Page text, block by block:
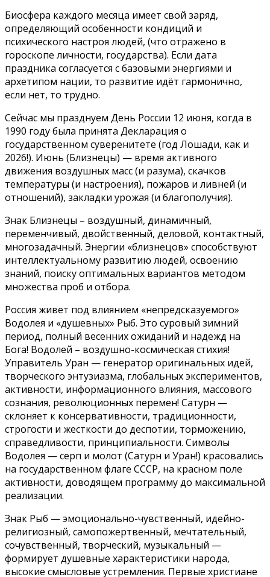
Биосфера каждого месяца имеет свой заряд,
определяющий особенности кондиций и
психического настроя людей, (что отражено в
гороскопе личности, государства). Если дата
праздника согласуется с базовыми энергиями и
архетипом нации, то развитие идёт гармонично,
если нет, то трудно.
Сейчас мы празднуем День России 12 июня, когда в
1990 году была принята Декларация о
государственном суверенитете (год Лошади, как и
2026!). Июнь (Близнецы) — время активного
движения воздушных масс (и разума), скачков
температуры (и настроения), пожаров и ливней (и
отношений), закладки урожая (и благополучия).
Знак Близнецы – воздушный, динамичный,
переменчивый, двойственный, деловой, контактный,
многозадачный. Энергии «близнецов» способствуют
интеллектуальному развитию людей, освоению
знаний, поиску оптимальных вариантов методом
множества проб и отбора.
Россия живет под влиянием «непредсказуемого»
Водолея и «душевных» Рыб. Это суровый зимний
период, полный весенних ожиданий и надежд на
Бога! Водолей – воздушно-космическая стихия!
Управитель Уран — генератор оригинальных идей,
творческого энтузиазма, глобальных экспериментов,
активности, информационного влияния, массового
сознания, революционных перемен! Сатурн —
склоняет к консервативности, традиционности,
строгости и жесткости до деспотии, торможению,
справедливости, принципиальности. Символы
Водолея — серп и молот (Сатурн и Уран!) красовались
на государственном флаге СССР, на красном поле
активности, доводящем программу до максимальной
реализации.
Знак Рыб — эмоционально-чувственный, идейно-
религиозный, самопожертвенный, мечтательный,
сочувственный, творческий, музыкальный —
формирует душевные характеристики народа,
высокие смысловые устремления. Первые христиане